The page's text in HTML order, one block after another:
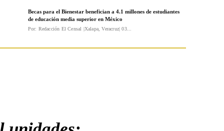
Becas para el Bienestar benefician a 4.1 millones de estudiantes
de educación media superior en México
Por: Redacción El Censal |Xalapa, Veracruz| 03...